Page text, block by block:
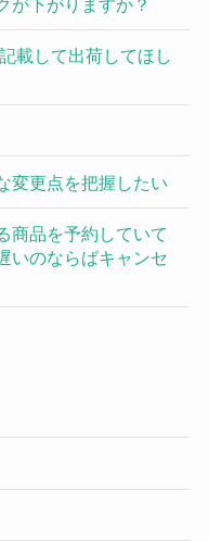
が下がりますか？
載して出荷してほし
変更点を把握したい
商品を予約していて
いのならばキャンセ